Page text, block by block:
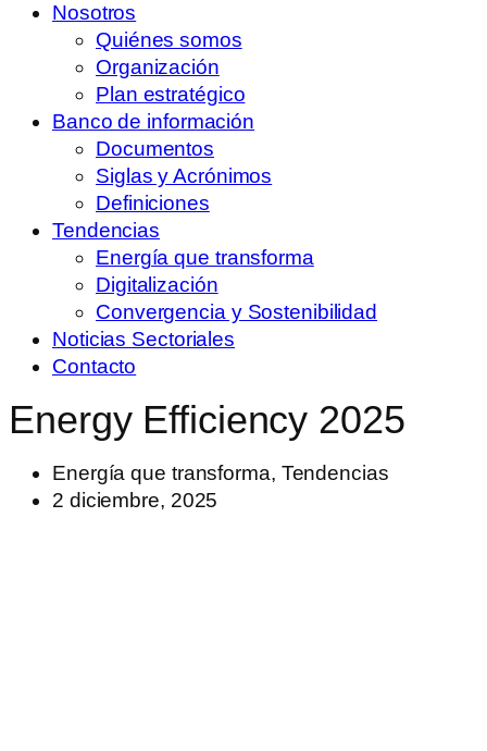
Nosotros
Quiénes somos
Organización
Plan estratégico
Banco de información
Documentos
Siglas y Acrónimos
Definiciones
Tendencias
Energía que transforma
Digitalización
Convergencia y Sostenibilidad
Noticias Sectoriales
Contacto
Energy Efficiency 2025
Energía que transforma, Tendencias
2 diciembre, 2025